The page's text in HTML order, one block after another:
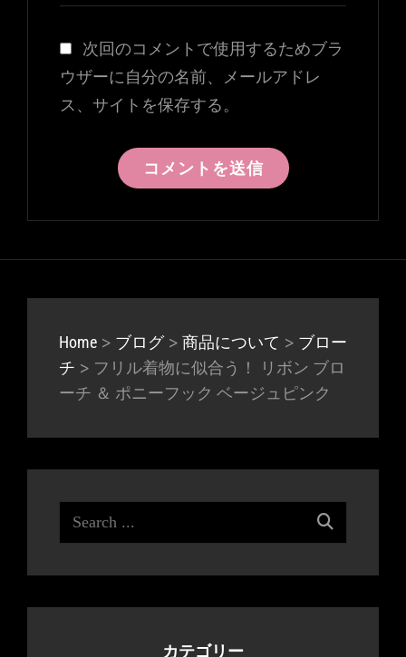
次回のコメントで使用するためブラ
ウザーに自分の名前、メールアドレ
ス、サイトを保存する。
Home > ブログ> 商品について > ブロー
チ > フリル着物に似合う！ リボン ブロ
ーチ ＆ ポニーフック ベージュピンク
Search
for:
カテゴリー